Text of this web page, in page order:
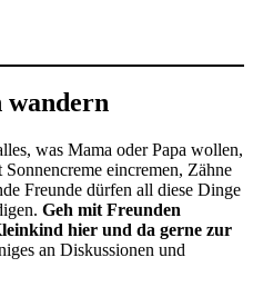
wandern
was Mama oder Papa wollen,
eincremen, Zähne
Freunde dürfen all diese Dinge
Geh mit Freunden
hier und da gerne zur
an Diskussionen und